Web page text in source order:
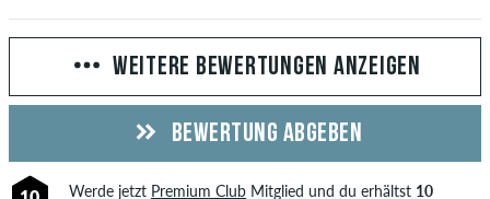
WEITERE BEWERTUNGEN ANZEIGEN
BEWERTUNG ABGEBEN
Werde jetzt Premium ClubMitglied und du erhältst 10